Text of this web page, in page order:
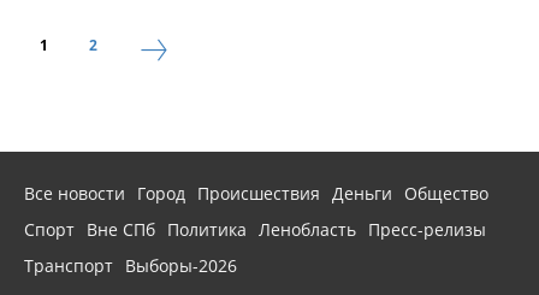
1 2
Все новости Город Происшествия Деньги
Общество
Спорт Вне СПб Политика Ленобласть Пресс-релизы
Транспорт Выборы-2026